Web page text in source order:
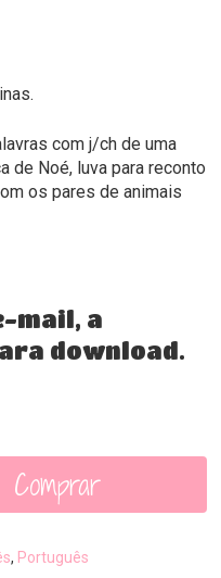
com j/ch de uma
de Noé, luva para reconto
os pares de animais
mail, a
download.
Comprar
, Português